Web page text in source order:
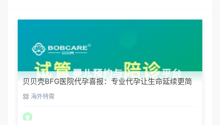
贝贝壳BFG医院代孕喜报：专业代孕让生命延续更简
单 海外特需